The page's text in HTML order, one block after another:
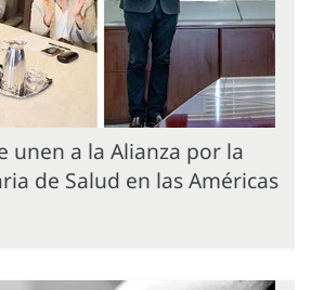
unen a la Alianza por la
de Salud en las Américas